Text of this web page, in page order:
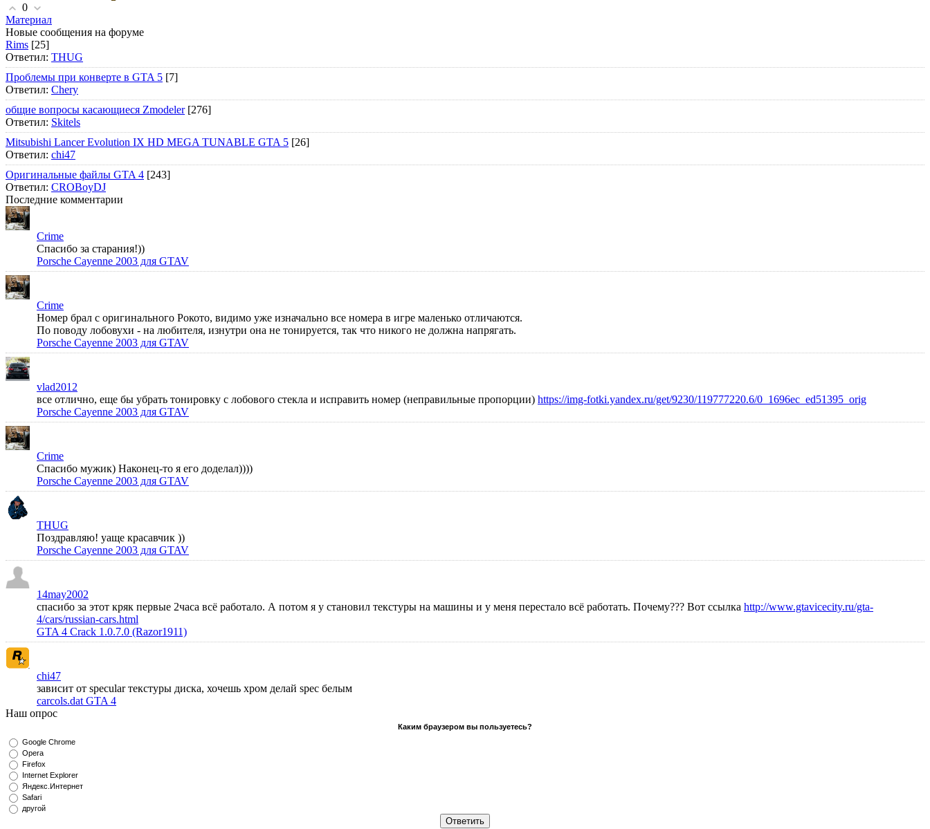
0
Материал
Новые сообщения на форуме
Rims [25]
Ответил: THUG
Проблемы при конверте в GTA 5 [7]
Ответил: Chery
общие вопросы касающиеся Zmodeler[276]
Ответил: Skitels
Mitsubishi Lancer Evolution IX HD MEGA TUNABLE GTA 5 [26]
Ответил: chi47
Оригинальные файлы GTA 4 [243]
Ответил: CROBoyDJ
Последние комментарии
Crime
Спасибо за старания!))
Porsche Cayenne 2003 для GTAV
Crime
Номер брал с оригинального Рокото, видимо уже изначально все номера в игре маленько отличаются.
По поводу лобовухи - на любителя, изнутри она не тонируется, так что никого не должна напрягать.
Porsche Cayenne 2003 для GTAV
vlad2012
все отлично, еще бы убрать тонировку с лобового стекла и исправить номер (неправильные пропорции) https://img-fotki.yandex.ru/get/9230/119777220.6/0_1696ec_ed51395_orig
Porsche Cayenne 2003 для GTAV
Crime
Спасибо мужик) Наконец-то я его доделал))))
Porsche Cayenne 2003 для GTAV
THUG
Поздравляю! уаще красавчик ))
Porsche Cayenne 2003 для GTAV
14may2002
спасибо за этот кряк первые 2часа всё работало. А потом я у становил текстуры на машины и у меня перестало всё работать. Почему??? Вот ссылка http://www.gtavicecity.ru/gta-
4/cars/russian-cars.html
GTA 4 Crack 1.0.7.0 (Razor1911)
chi47
зависит от specular текстуры диска, хочешь хром делай spec белым
carcols.dat GTA 4
Наш опрос
Каким браузером вы пользуетесь?
Google Chrome
Opera
Firefox
Internet Explorer
Яндекс.Интернет
Safari
другой